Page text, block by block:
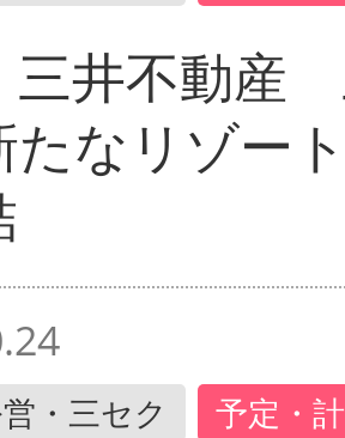
三井不動産
なリゾー
・三セク 予定・